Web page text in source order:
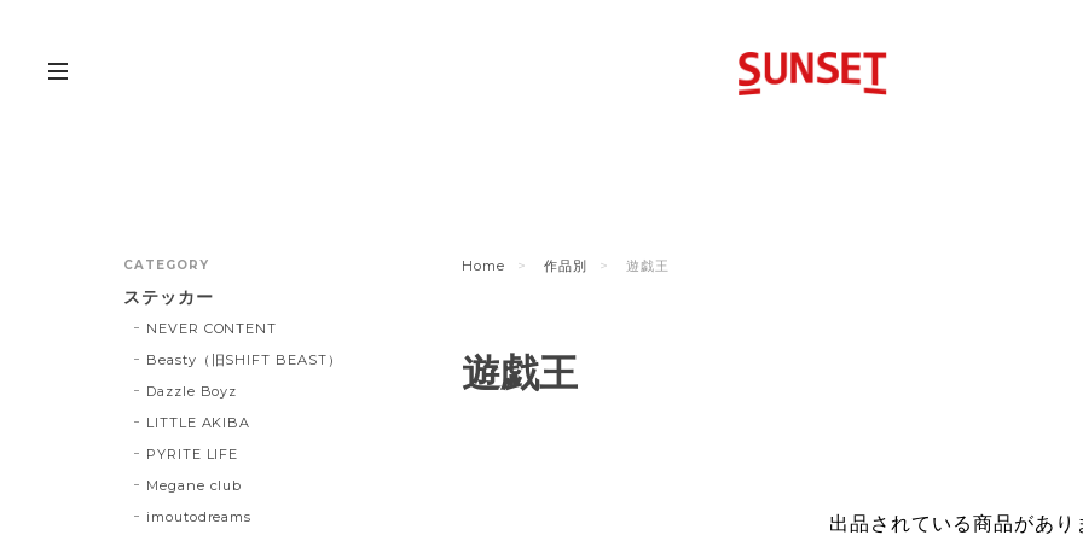
Home 作品別 遊戯王
遊戯王
出品されている商品があり
CATEGORY
ステッカー
NEVER CONTENT
Beasty（旧SHIFT BEAST）
Dazzle Boyz
LITTLE AKIBA
PYRITE LIFE
Megane club
imoutodreams